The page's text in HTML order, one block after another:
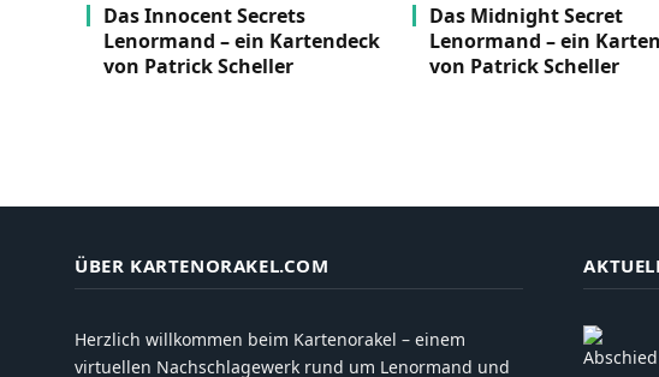
Das Innocent Secrets
Lenormand – ein Kartendeck
von Patrick Scheller
Das Midnight Secret
Lenormand – ein
von Patrick Scheller
ÜBER KARTENORAKEL.COM
Herzlich willkommen beim Kartenorakel – einem
virtuellen Nachschlagewerk rund um Lenormand und